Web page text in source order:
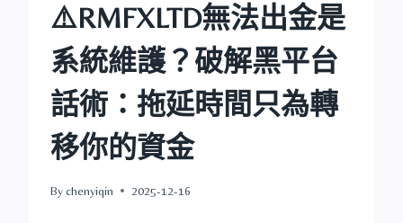
⚠️RMFXLTD無法出金是
系統維護？破解黑平台
話術：拖延時間只為轉
移你的資金
Bychenyiqin 2025-12-16